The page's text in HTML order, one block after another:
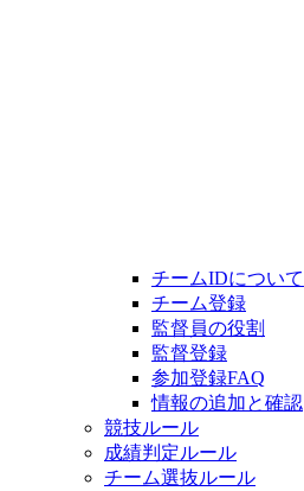
チームIDについて
チーム登録
監督員の役割
監督登録
参加登録FAQ
情報の追加と確認
競技ルール
成績判定ルール
チーム選抜ルール